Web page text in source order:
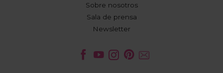
Sobre nosotros
Sala de prensa
Newsletter